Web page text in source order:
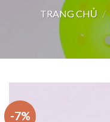
TRANG CHỦ /
-7%